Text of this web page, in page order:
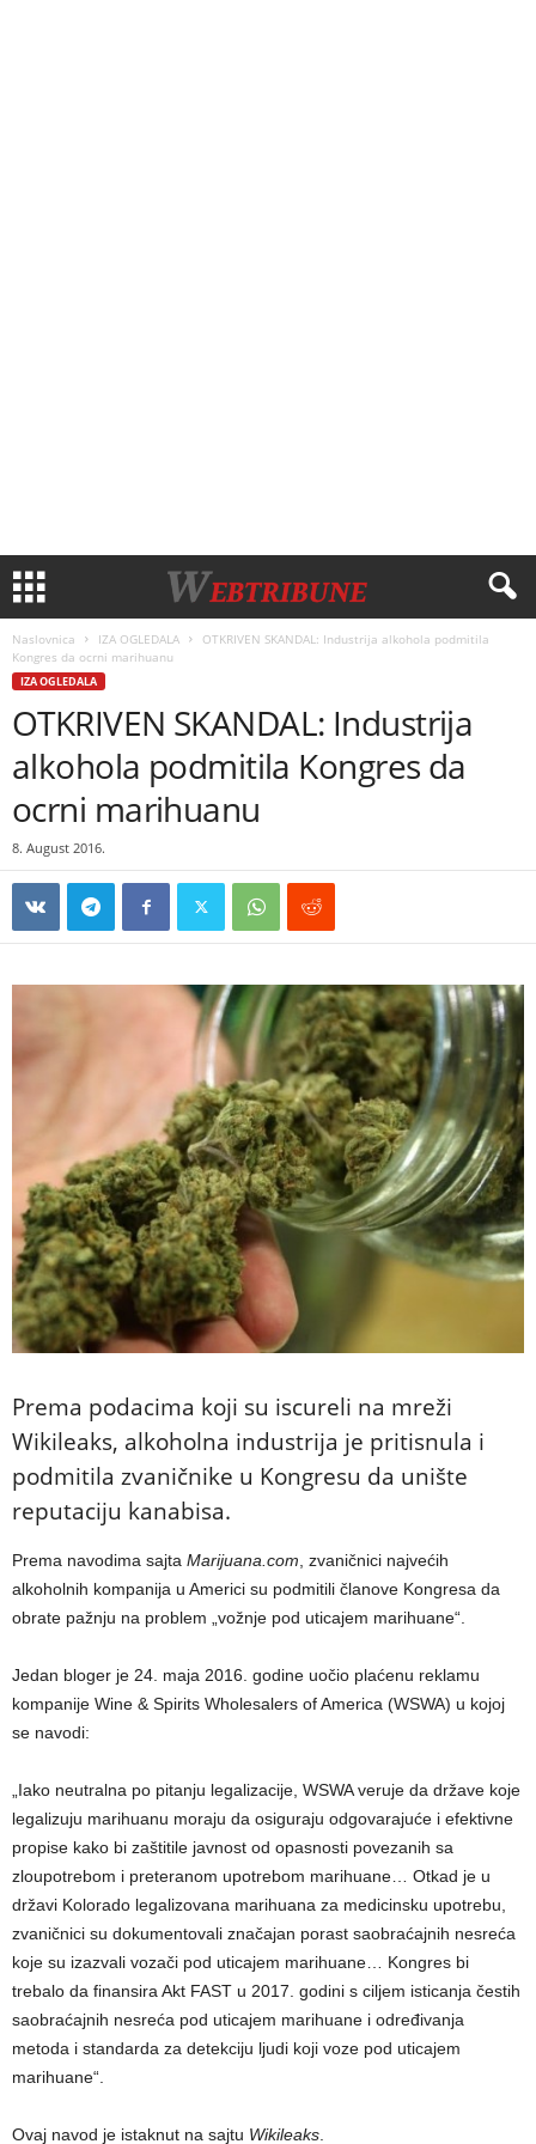
Naslovnica IZA OGLEDALA
OTKRIVEN SKANDAL: Industrija alkohola podmitila
Kongres da ocrni marihuanu
IZA OGLEDALA
OTKRIVEN SKANDAL: Industrija
alkohola podmitila Kongres da
ocrni marihuanu
8. August 2016.
Prema podacima koji su iscureli na mreži
Wikileaks, alkoholna industrija je pritisnula i
podmitila zvaničnike u Kongresu da unište
reputaciju kanabisa.
Prema navodima sajta Marijuana.com , zvaničnici najvećih
alkoholnih kompanija u Americi su podmitili članove Kongresa da
obrate pažnju na problem „vožnje pod uticajem marihuane“.
Jedan bloger je 24. maja 2016. godine uočio plaćenu reklamu
kompanije Wine & Spirits Wholesalers of America (WSWA) u kojoj
se navodi:
„Iako neutralna po pitanju legalizacije, WSWA veruje da države koje
legalizuju marihuanu moraju da osiguraju odgovarajuće i efektivne
propise kako bi zaštitile javnost od opasnosti povezanih sa
zloupotrebom i preteranom upotrebom marihuane… Otkad je u
državi Kolorado legalizovana marihuana za medicinsku upotrebu,
zvaničnici su dokumentovali značajan porast saobraćajnih nesreća
koje su izazvali vozači pod uticajem marihuane… Kongres bi
trebalo da finansira Akt FAST u 2017. godini s ciljem isticanja čestih
saobraćajnih nesreća pod uticajem marihuane i određivanja
metoda i standarda za detekciju ljudi koji voze pod uticajem
marihuane“.
Ovaj navod je istaknut na sajtu Wikileaks